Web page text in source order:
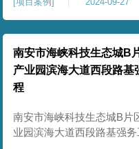
载力与均匀性要求严苛。项
2024 年 9 月正式开工，地
用高能级强夯施工工艺，
位重锤动力固结，全面提
实度与承载性能，满足重载
设备基础与行车轨道的长期
行要求。项目严格遵循强夯
南安市海峡科技生态城B
产业园滨海大道西段路基
程
南安市海峡科技生态城B片
业园滨海大道西段路基强务